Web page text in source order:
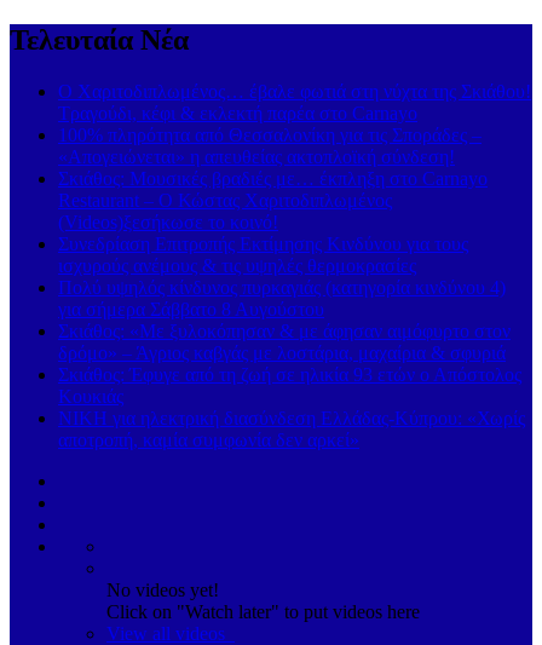
Τελευταία Νέα
Ο Χαριτοδιπλωμένος… έβαλε φωτιά στη νύχτα της Σκιάθου!
Τραγούδι, κέφι & εκλεκτή παρέα στο Carnayo
100% πληρότητα από Θεσσαλονίκη για τις Σποράδες –
«Απογειώνεται» η απευθείας ακτοπλοϊκή σύνδεση!
Σκιάθος: Μουσικές βραδιές με… έκπληξη στο Carnayo
Restaurant – Ο Κώστας Χαριτοδιπλωμένος
(Videos)ξεσήκωσε το κοινό!
Συνεδρίαση Επιτροπής Εκτίμησης Κινδύνου για τους
ισχυρούς ανέμους & τις υψηλές θερμοκρασίες
Πολύ υψηλός κίνδυνος πυρκαγιάς (κατηγορία κινδύνου 4)
για σήμερα Σάββατο 8 Αυγούστου
Σκιάθος: «Με ξυλοκόπησαν & με άφησαν αιμόφυρτο στον
δρόμο» – Άγριος καβγάς με λοστάρια, μαχαίρια & σφυριά
Σκιάθος: Έφυγε από τη ζωή σε ηλικία 93 ετών ο Απόστολος
Κουκιάς
ΝΙΚΗ για ηλεκτρική διασύνδεση Ελλάδας-Κύπρου: «Χωρίς
αποτροπή, καμία συμφωνία δεν αρκεί»
No videos yet!
Click on "Watch later" to put videos here
View all videos